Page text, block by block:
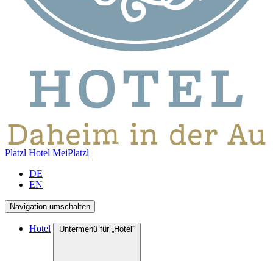
Platzl Hotel MeiPlatzl
DE
EN
Navigation umschalten
Hotel Untermenü für „Hotel“